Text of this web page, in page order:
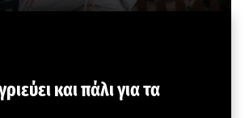
και πάλι για τα